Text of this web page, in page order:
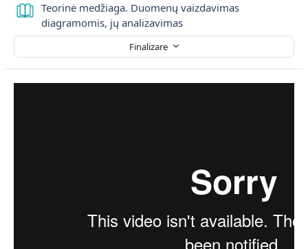
Teorinė medžiaga. Duomenų vaizdavimas
diagramomis, jų analizavimasCarte
Finalizare